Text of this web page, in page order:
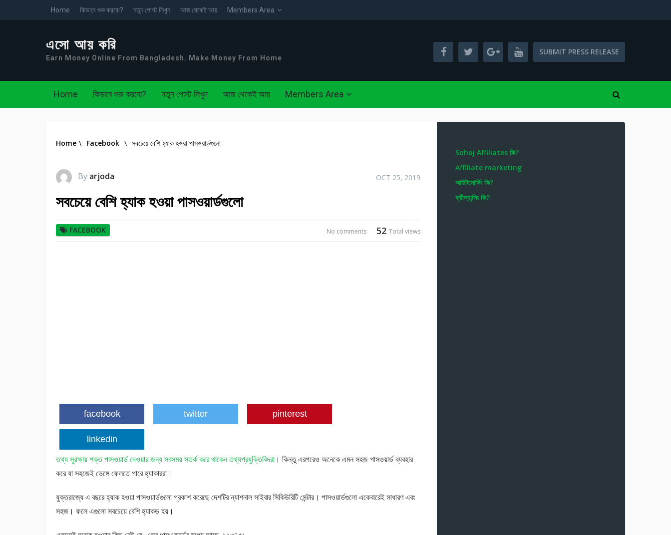
Home কিভাবে শুরু করবো? নতুন পোস্ট লিখুন আজ থেকেই আয় Members Area
এসো আয় করি
Earn Money Online From Bangladesh. Make Money From Home
SUBMIT PRESS RELEASE
Home কিভাবে শুরু করবো? নতুন পোস্ট লিখুন আজ থেকেই আয় Members Area
Home \ Facebook \ সবচেয়ে বেশি হ্যাক হওয়া পাসওয়ার্ডগুলো
By arjoda OCT 25, 2019
সবচেয়ে বেশি হ্যাক হওয়া পাসওয়ার্ডগুলো
FACEBOOK 52 Total views
No comments
facebook twitter pinterest
linkedin
তথ্য সুরক্ষায় শক্ত পাসওয়ার্ড দেওয়ার জন্য সবসময় সতর্ক করে থাকেন তথ্যপ্রযুক্তিবিদরা । কিন্তু এরপরেও অনেকে এমন সহজ পাসওয়ার্ড ব্যবহার
করে যা সহজেই ভেঙ্গে ফেলতে পারে হ্যাকাররা।
যুক্তরাজ্যে এ বছরে হ্যাক হওয়া পাসওয়ার্ডগুলো প্রকাশ করেছে দেশটির ন্যাশনাল সাইবার সিকিউরিটি সেন্টার। পাসওয়ার্ডগুলো একেবারেই সাধারণ এবং
সহজ। ফলে এগুলো সবচেয়ে বেশি হ্যাকড হয়।
Sohoj Affiliates কি?
Affiliate marketing
আউটসোর্সিং কি?
ফ্রীল্যান্সিং কি?